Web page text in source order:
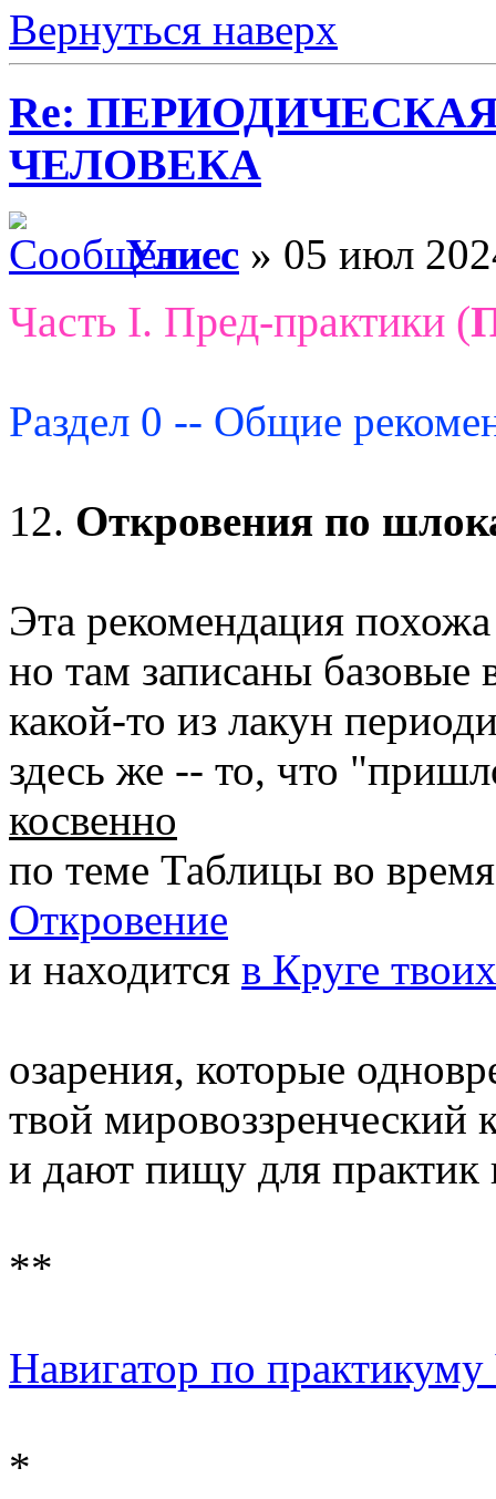
Вернуться наверх
Re:
ЧЕЛОВЕКА
Улисс » 05 июл
Часть I. Пред-практики (
Раздел 0 -- Общие
12. Откровения по
Эта рекомендация
но там записаны базовые
какой-то из лакун
здесь же -- то, что
косвенно
по теме Таблицы во
Откровение
и находится в Круге
озарения, которые
твой мировоззренческий
и дают пищу для
**
Навигатор по
*